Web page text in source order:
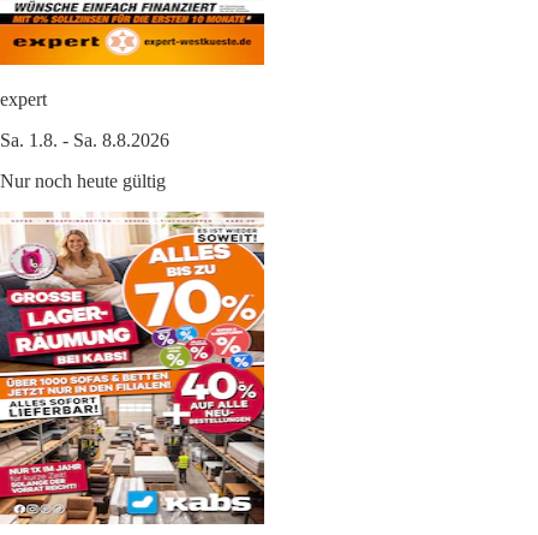
expert
Sa. 1.8. - Sa. 8.8.2026
Nur noch heute gültig